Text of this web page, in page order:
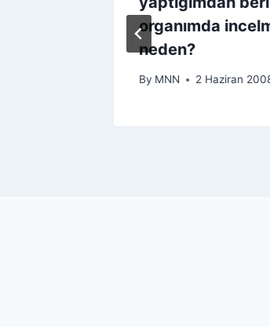
organımda
neden?
By MNN 2 Haziran